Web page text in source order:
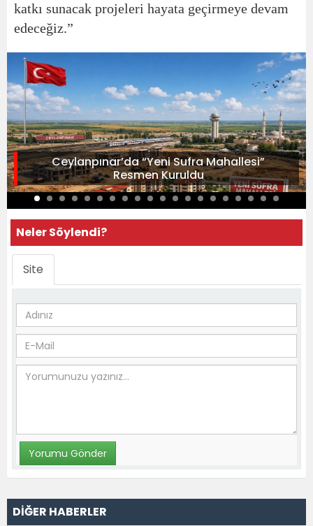
katkı sunacak projeleri hayata geçirmeye devam
edeceğiz.”
Ceylanpınar’da “Yeni Sufra Mahallesi”
Resmen Kuruldu
Neler Söylendi?
Site
DİĞER HABERLER